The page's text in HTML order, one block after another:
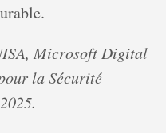
Microsoft Digital
la Sécurité